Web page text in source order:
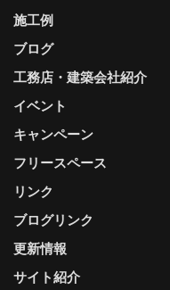
更新情報
サイト紹介
施工例
ブログ
工務店・建築会社紹介
イベント
キャンペーン
フリースペース
リンク
ブログリンク